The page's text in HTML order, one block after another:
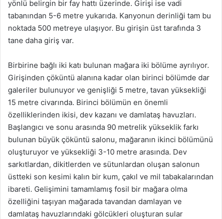
yönlü belirgin bir fay hattı üzerinde. Girişi ise vadi
tabanından 5-6 metre yukarıda. Kanyonun derinliği tam bu
noktada 500 metreye ulaşıyor. Bu girişin üst tarafında 3
tane daha giriş var.
Birbirine bağlı iki katı bulunan mağara iki bölüme ayrılıyor.
Girişinden çöküntü alanına kadar olan birinci bölümde dar
galeriler bulunuyor ve genişliği 5 metre, tavan yüksekliği
15 metre civarında. Birinci bölümün en önemli
özelliklerinden ikisi, dev kazanı ve damlataş havuzları.
Başlangıcı ve sonu arasında 90 metrelik yükseklik farkı
bulunan büyük çöküntü salonu, mağaranın ikinci bölümünü
oluşturuyor ve yüksekliği 3-10 metre arasında. Dev
sarkıtlardan, dikitlerden ve sütunlardan oluşan salonun
üstteki son kesimi kalın bir kum, çakıl ve mil tabakalarından
ibareti. Gelişimini tamamlamış fosil bir mağara olma
özelliğini taşıyan mağarada tavandan damlayan ve
damlataş havuzlarındaki gölcükleri oluşturan sular